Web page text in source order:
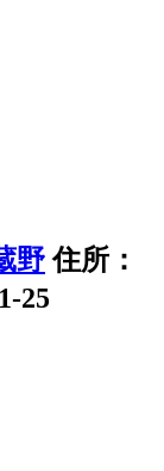
住所：
25